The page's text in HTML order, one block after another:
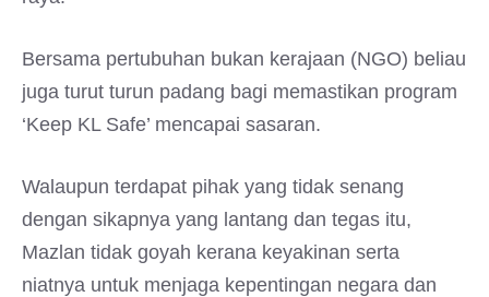
Bersama pertubuhan bukan kerajaan (NGO) beliau
juga turut turun padang bagi memastikan program
‘Keep KL Safe’ mencapai sasaran.
Walaupun terdapat pihak yang tidak senang
dengan sikapnya yang lantang dan tegas itu,
Mazlan tidak goyah kerana keyakinan serta
niatnya untuk menjaga kepentingan negara dan